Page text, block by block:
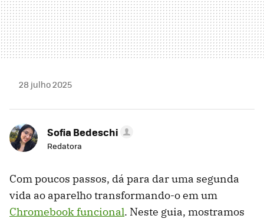
28 julho 2025
Sofia Bedeschi
Redatora
Com poucos passos, dá para dar uma segunda
vida ao aparelho transformando-o em um
Chromebook funcional. Neste guia, mostramos